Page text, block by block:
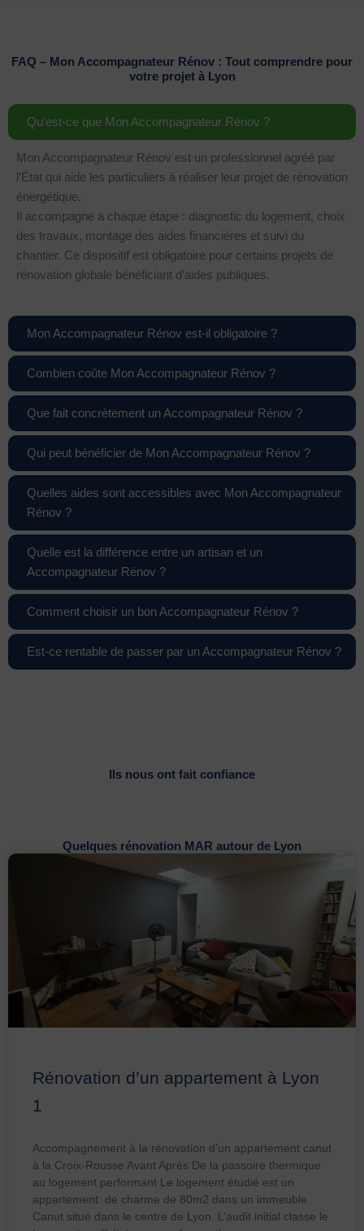
FAQ – Mon Accompagnateur Rénov : Tout comprendre pour
votre projet à Lyon
Qu’est-ce que Mon Accompagnateur Rénov ?
Mon Accompagnateur Rénov est un professionnel agréé par
l’État qui aide les particuliers à réaliser leur projet de rénovation
énergétique.
Il accompagne à chaque étape : diagnostic du logement, choix
des travaux, montage des aides financières et suivi du
chantier. Ce dispositif est obligatoire pour certains projets de
rénovation globale bénéficiant d’aides publiques.
Mon Accompagnateur Rénov est-il obligatoire ?
Combien coûte Mon Accompagnateur Rénov ?
Que fait concrètement un Accompagnateur Rénov ?
Qui peut bénéficier de Mon Accompagnateur Rénov ?
Quelles aides sont accessibles avec Mon Accompagnateur
Rénov ?
Quelle est la différence entre un artisan et un
Accompagnateur Rénov ?
Comment choisir un bon Accompagnateur Rénov ?
Est-ce rentable de passer par un Accompagnateur Rénov ?
Ils nous ont fait confiance
Quelques rénovation MAR autour de Lyon
Rénovation d’un appartement à Lyon
1
Accompagnement à la rénovation d’un appartement canut
à la Croix-Rousse Avant Après De la passoire thermique
au logement performant Le logement étudié est un
appartement de charme de 80m2 dans un immeuble
Canut situé dans le centre de Lyon. L’audit initial classe le